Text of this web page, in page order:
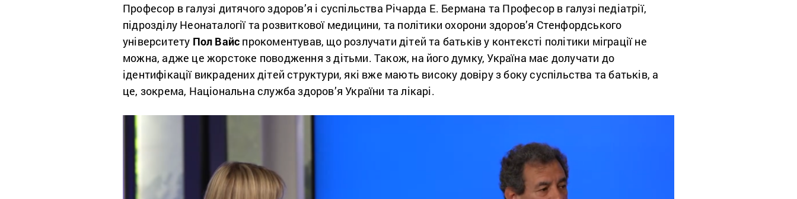
Професор в галузі дитячого здоров’я і суспільства Річарда Е. Бермана та Професор в галузі педіатрії,
підрозділу Неонаталогії та розвиткової медицини, та політики охорони здоров’я Стенфордського
університету Пол Вайс прокоментував, що розлучати дітей та батьків у контексті політики міграції не
можна, адже це жорстоке поводження з дітьми. Також, на його думку, Україна має долучати до
ідентифікації викрадених дітей структури, які вже мають високу довіру з боку суспільства та батьків, а
це, зокрема, Національна служба здоров’я України та лікарі.